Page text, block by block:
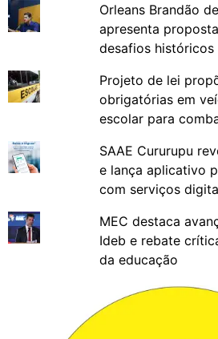
Orleans Brandão
apresenta
desafios históricos
Projeto de lei
obrigatórias em
escolar para
SAAE Cururupu
e lança aplicativo
com serviços
MEC destaca
Ideb e rebate
da educação